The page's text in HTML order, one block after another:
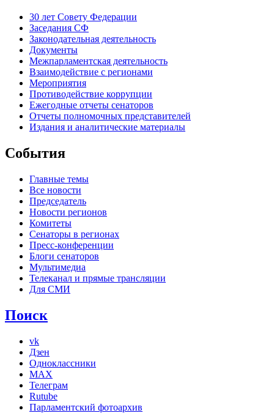
30 лет Совету Федерации
Заседания СФ
Законодательная деятельность
Документы
Межпарламентская деятельность
Взаимодействие с регионами
Мероприятия
Противодействие коррупции
Ежегодные отчеты сенаторов
Отчеты полномочных представителей
Издания и аналитические материалы
События
Главные темы
Все новости
Председатель
Новости регионов
Комитеты
Сенаторы в регионах
Пресс-конференции
Блоги сенаторов
Мультимедиа
Телеканал и прямые трансляции
Для СМИ
Поиск
vk
Дзен
Одноклассники
MAX
Телеграм
Rutube
Парламентский фотоархив